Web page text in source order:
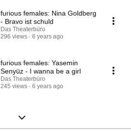
furious females: Nina Goldberg
- Bravo ist schuld
Das Theaterbüro
296 views
6 years ago
furious females: Yasemin
Senyüz - I wanna be a girl
Das Theaterbüro
245 views
6 years ago